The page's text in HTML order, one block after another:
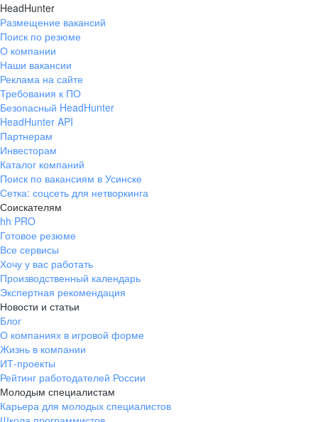
HeadHunter
Размещение вакансий
Поиск по резюме
О компании
Наши вакансии
Реклама на сайте
Требования к ПО
Безопасный HeadHunter
HeadHunter API
Партнерам
Инвесторам
Каталог компаний
Поиск по вакансиям в Усинске
Сетка: соцсеть для нетворкинга
Соискателям
hh PRO
Готовое резюме
Все сервисы
Хочу у вас работать
Производственный календарь
Экспертная рекомендация
Новости и статьи
Блог
О компаниях в игровой форме
Жизнь в компании
ИТ-проекты
Рейтинг работодателей России
Молодым специалистам
Карьера для молодых специалистов